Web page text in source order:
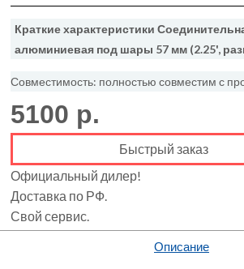
Краткие характеристики
алюминиевая под шары 57 мм (2.25',
Совместимость: полностью совместим с
5100 р.
Быстрый заказ
Официальный дилер!
Доставка по РФ.
Свой сервис.
Описание